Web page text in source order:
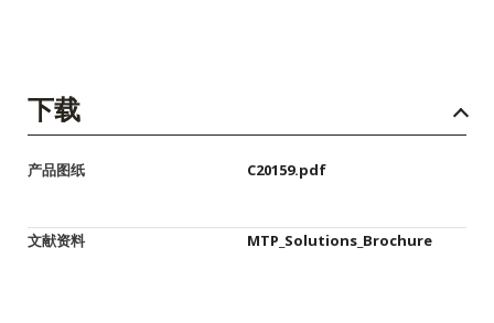
下载
产品图纸 C20159.pdf
文献资料 MTP_Solutions_Brochure